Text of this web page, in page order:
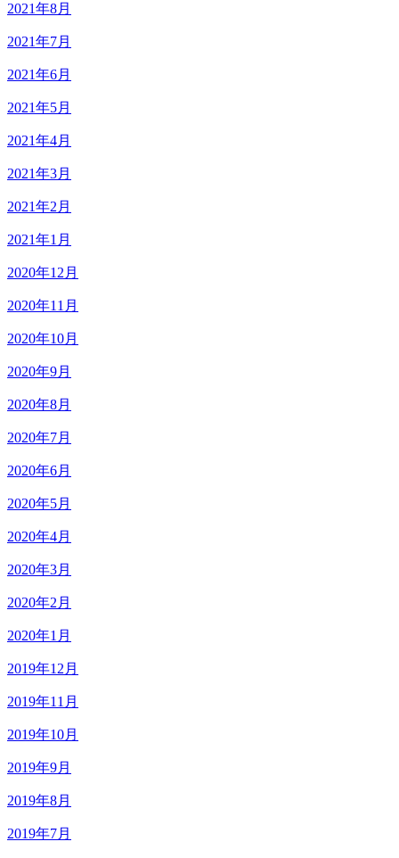
2021年8月
2021年7月
2021年6月
2021年5月
2021年4月
2021年3月
2021年2月
2021年1月
2020年12月
2020年11月
2020年10月
2020年9月
2020年8月
2020年7月
2020年6月
2020年5月
2020年4月
2020年3月
2020年2月
2020年1月
2019年12月
2019年11月
2019年10月
2019年9月
2019年8月
2019年7月